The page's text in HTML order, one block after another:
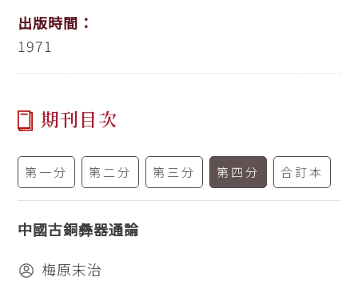
出版時間：
1971
期刊目次
第一分 第二分 第三分 第四分 合訂本
中國古銅彝器通論
梅原末治